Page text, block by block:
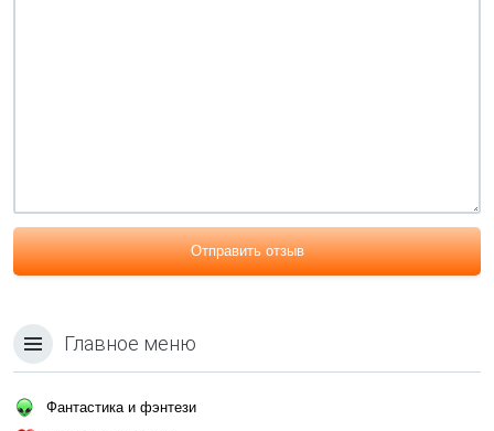
Отправить отзыв
Главное меню
Фантастика и фэнтези